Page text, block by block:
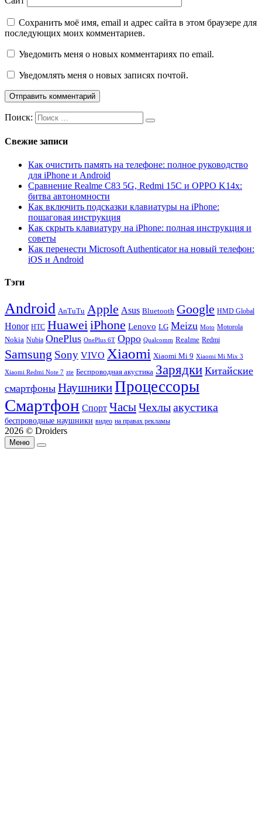
Сохранить моё имя, email и адрес сайта в этом браузере для
последующих моих комментариев.
Уведомить меня о новых комментариях по email.
Уведомлять меня о новых записях почтой.
Поиск:
Свежие записи
Как очистить память на телефоне: полное руководство
для iPhone и Android
Сравнение Realme C83 5G, Redmi 15C и OPPO K14x:
битва автономности
Как включить подсказки клавиатуры на iPhone:
пошаговая инструкция
Как скрыть клавиатуру на iPhone: полная инструкция и
советы
Как перенести Microsoft Authenticator на новый телефон:
iOS и Android
Тэги
Android AnTuTu Apple Asus Bluetooth Google HMD Global
Honor HTC HuaweiiPhone Lenovo LG Meizu Moto Motorola
Nokia Nubia OnePlus OnePlus 6T Oppo Qualcomm Realme Redmi
Samsung Sony VIVO Xiaomi Xiaomi Mi 9 Xiaomi Mi Mix 3
Xiaomi Redmi Note 7 zte Беспроводная акустика Зарядки Китайские
смартфоны НаушникиПроцессоры
Смартфон Спорт ЧасыЧехлыакустика
беспроводные наушники видео на правах рекламы
2026 © Droiders
Меню